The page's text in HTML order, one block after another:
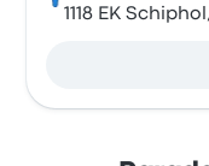
1118 EK